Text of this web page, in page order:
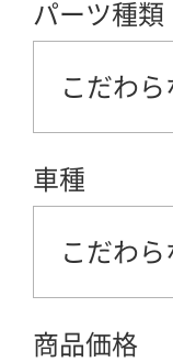
パーツ種類
こだわら
車種
こだわら
商品価格